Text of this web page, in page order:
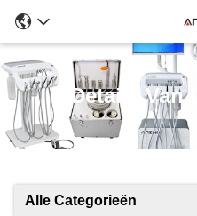
Details Van
Alle Categorieën